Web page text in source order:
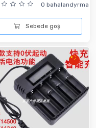
0 bahalandyrma
Sebede goş